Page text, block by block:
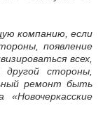
компанию, если
появление
всех,
стороны,
ремонт быть